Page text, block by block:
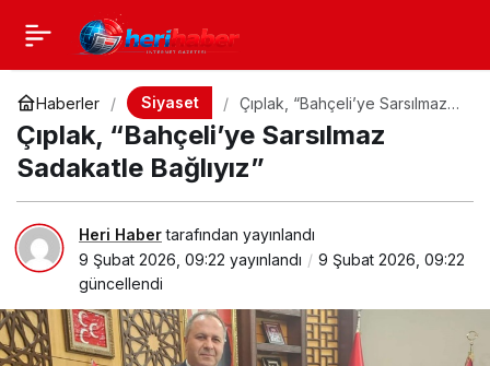
Haberler Siyaset
Çıplak, “Bahçeli’ye Sarsılmaz
Sadakatle Bağlıyız”
Çıplak, “Bahçeli’ye Sarsılmaz
Sadakatle Bağlıyız”
Heri Habertarafından yayınlandı
9 Şubat 2026, 09:22 yayınlandı
9 Şubat 2026, 09:22
güncellendi